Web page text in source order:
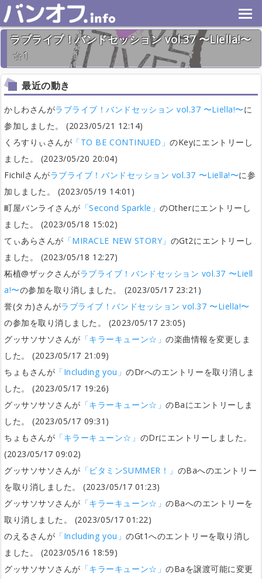
ラブライブ！バンドセッション vol.37 〜Liella!〜
1
2023年5月21日(日) 終了
26名
最近の動き
かしわさんがラブライブ！バンドセッション vol.37 〜Liella!〜に
参加しました。 (2023/05/21 12:14)
くろすりぃさんが 「TO BE CONTINUED」のKeyにエントリーし
ました。 (2023/05/20 20:04)
Fichilさんがラブライブ！バンドセッション vol.37 〜Liella!〜に参
加しました。 (2023/05/19 14:01)
町屋バンライさんが 「Second Sparkle」のOtherにエントリーし
ました。 (2023/05/18 15:02)
てぃあらさんが 「MIRACLE NEW STORY」 のGt2にエントリーし
ました。 (2023/05/18 12:27)
柘植@ザックさんがラブライブ！バンドセッション vol.37 〜Liell
a!〜の参加を取り消しました。 (2023/05/17 23:21)
誉(タカ)さんがラブライブ！バンドセッション vol.37 〜Liella!〜
の参加を取り消しました。 (2023/05/17 23:05)
グッサソサソさんが 「キラーキューン☆」の楽曲情報を変更しま
した。 (2023/05/17 21:09)
ちょもさんが 「Including you」のDrへのエントリーを取り消しま
した。 (2023/05/17 19:26)
グッサソサソさんが 「キラーキューン☆」のBaにエントリーしま
した。 (2023/05/17 09:31)
ちょもさんが 「キラーキューン☆」 のDrにエントリーしました。
(2023/05/17 09:02)
グッサソサソさんが 「ビタミンSUMMER！」 のBaへのエントリー
を取り消しました。 (2023/05/17 01:23)
グッサソサソさんが 「キラーキューン☆」のBaへのエントリーを
取り消しました。 (2023/05/17 01:22)
のえるさんが 「Including you」のGt1へのエントリーを取り消し
ました。 (2023/05/16 18:59)
グッサソサソさんが 「キラーキューン☆」のBaを譲渡可能に変更